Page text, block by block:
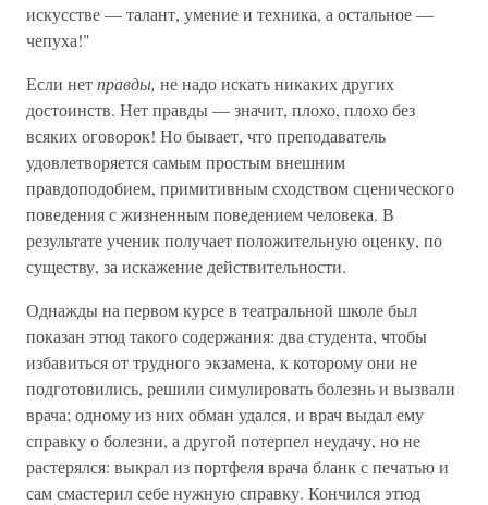
искусстве — талант, умение и техника, а остальное —
чепуха!"
Если нетправды, не надо искать никаких других
достоинств. Нет правды — значит, плохо, плохо без
всяких оговорок! Но бывает, что преподаватель
удовлетворяется самым простым внешним
правдоподобием, примитивным сходством сценического
поведения с жизненным поведением человека. В
результате ученик получает положительную оценку, по
существу, за искажение действительности.
Однажды на первом курсе в театральной школе был
показан этюд такого содержания: два студента, чтобы
избавиться от трудного экзамена, к которому они не
подготовились, решили симулировать болезнь и вызвали
врача; одному из них обман удался, и врач выдал ему
справку о болезни, а другой потерпел неудачу, но не
растерялся: выкрал из портфеля врача бланк с печатью и
сам смастерил себе нужную справку. Кончился этюд